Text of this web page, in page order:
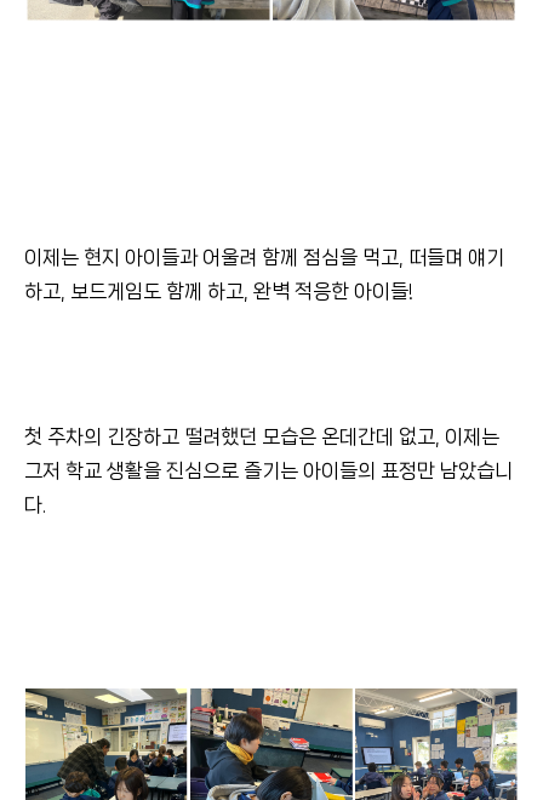
이제는 현지 아이들과 어울려 함께 점심을 먹고, 떠들며 얘기
하고, 보드게임도 함께 하고, 완벽 적응한 아이들!
첫 주차의 긴장하고 떨려했던 모습은 온데간데 없고, 이제는
그저 학교 생활을 진심으로 즐기는 아이들의 표정만 남았습니
다.